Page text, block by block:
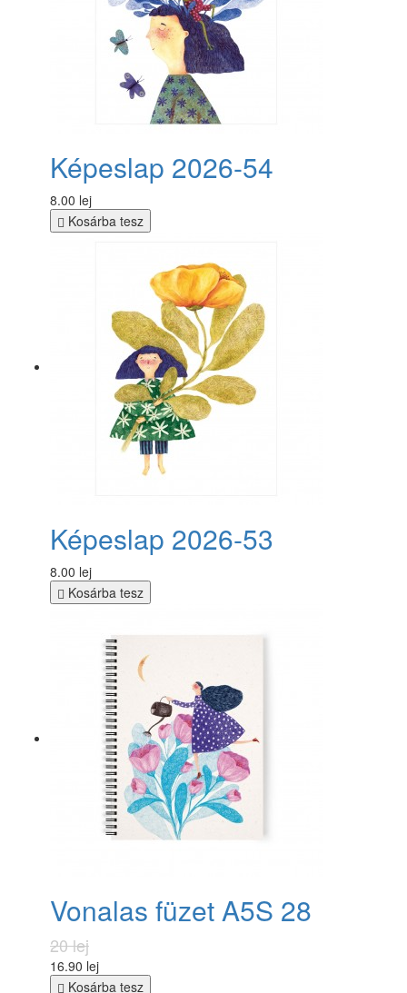
Képeslap 2026-54
8.00 lej
Kosárba tesz
Képeslap 2026-53
8.00 lej
Kosárba tesz
Vonalas füzet A5S 28
20 lej
16.90 lej
Kosárba tesz